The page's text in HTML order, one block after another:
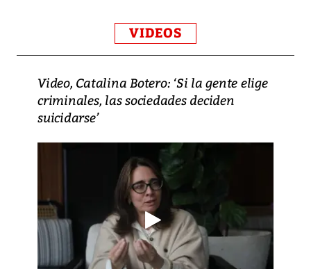
VIDEOS
Video, Catalina Botero: ‘Si la gente elige
criminales, las sociedades deciden
suicidarse’